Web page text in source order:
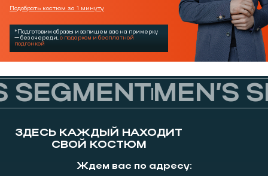
Подобрать костюм за 1 минуту
*Подготовим образы и запишем вас на примерку
— без очереди, с подарком и бесплатной
подгонкой
MEN’S
ЗДЕСЬ КАЖДЫЙ НАХОДИТ
СВОЙ КОСТЮМ
Ждем вас по адресу: